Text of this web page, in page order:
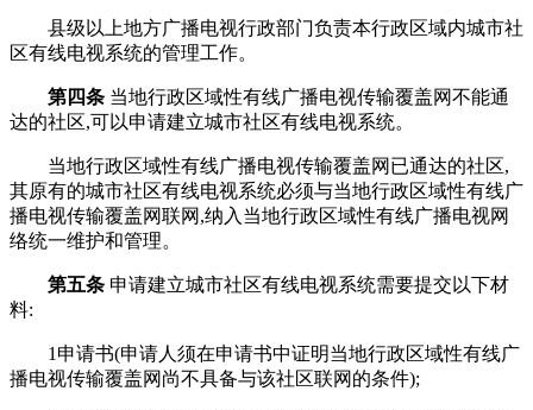
县级以上地方广播电视行政部门负责本行政区域内城市社
区有线电视系统的管理工作。
第四条 当地行政区域性有线广播电视传输覆盖网不能通
达的社区,可以申请建立城市社区有线电视系统。
当地行政区域性有线广播电视传输覆盖网已通达的社区,
其原有的城市社区有线电视系统必须与当地行政区域性有线广
播电视传输覆盖网联网,纳入当地行政区域性有线广播电视网
络统一维护和管理。
第五条 申请建立城市社区有线电视系统需要提交以下材
料:
1申请书(申请人须在申请书中证明当地行政区域性有线广
播电视传输覆盖网尚不具备与该社区联网的条件);